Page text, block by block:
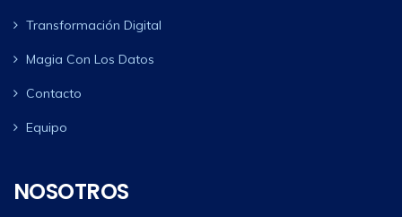
Transformación Digital
Magia Con Los Datos
Contacto
Equipo
NOSOTROS